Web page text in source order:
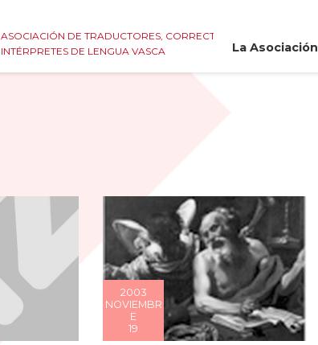
ASOCIACIÓN DE TRADUCTORES, CORRECTORES E
INTÉRPRETES DE LENGUA VASCA
La Asociación
2003
NOVIEMBR
E
19